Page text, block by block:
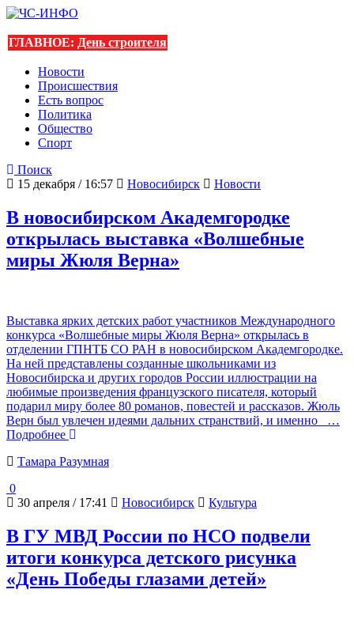
ГЛАВНОЕ: День строителя
Новости
Происшествия
Есть вопрос
Политика
Общество
Спорт
Поиск
15 декабря / 16:57
Новосибирск Новости
В новосибирском Академгородке
открылась выставка «Волшебные
миры Жюля Верна»
Выставка ярких детских работ участников Международного
конкурса «Волшебные миры Жюля Верна» открылась в
отделении ГПНТБ СО РАН в новосибирском Академгородке.
На ней представлены созданные школьниками из
Новосибирска и других городов России иллюстрации на
любимые произведения французского писателя, который
подарил миру более 80 романов, повестей и рассказов. Жюль
Верн был увлечен идеями дальних странствий, и именно
…
Подробнее
Тамара Разумная
0
30 апреля / 17:41
Новосибирск Культура
В ГУ МВД России по НСО подвели
итоги конкурса детского рисунка
«День Победы глазами детей»